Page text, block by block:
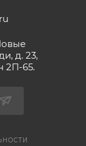
д. 23,
2П-65.